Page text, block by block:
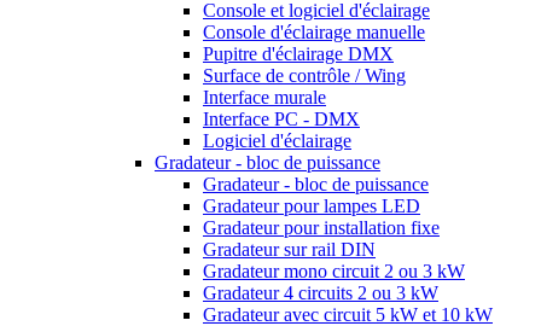
Console et logiciel d'éclairage
Console d'éclairage manuelle
Pupitre d'éclairage DMX
Surface de contrôle / Wing
Interface murale
Interface PC - DMX
Logiciel d'éclairage
Gradateur - bloc de puissance
Gradateur - bloc de puissance
Gradateur pour lampes LED
Gradateur pour installation fixe
Gradateur sur rail DIN
Gradateur mono circuit 2 ou 3 kW
Gradateur 4 circuits 2 ou 3 kW
Gradateur avec circuit 5 kW et 10 kW